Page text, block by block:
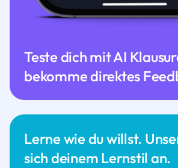
Lerne wie du willst.
sich deinem Lernstil an.
Teste dich mit AI
bekomme direktes